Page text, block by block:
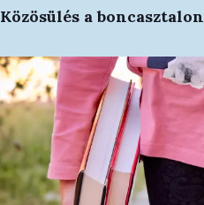
Közösülés a boncasztalon